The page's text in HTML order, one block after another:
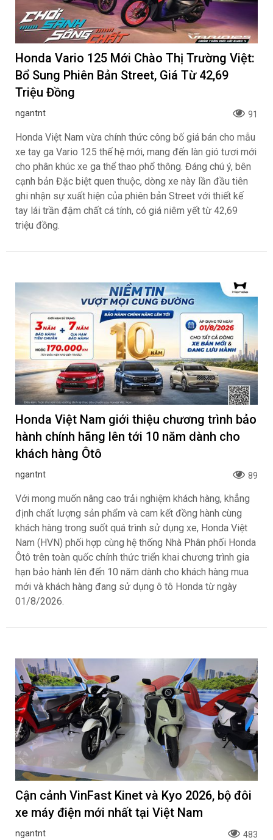
Honda Vario 125 Mới Chào Thị Trường Việt:
Bổ Sung Phiên Bản Street, Giá Từ 42,69
Triệu Đồng
ngantnt 91
Honda Việt Nam vừa chính thức công bố giá bán cho mẫu
xe tay ga Vario 125 thế hệ mới, mang đến làn gió tươi mới
cho phân khúc xe ga thể thao phổ thông. Đáng chú ý, bên
cạnh bản Đặc biệt quen thuộc, dòng xe này lần đầu tiên
ghi nhận sự xuất hiện của phiên bản Street với thiết kế
tay lái trần đậm chất cá tính, có giá niêm yết từ 42,69
triệu đồng.
Honda Việt Nam giới thiệu chương trình bảo
hành chính hãng lên tới 10 năm dành cho
khách hàng Ôtô
ngantnt 89
Với mong muốn nâng cao trải nghiệm khách hàng, khẳng
định chất lượng sản phẩm và cam kết đồng hành cùng
khách hàng trong suốt quá trình sử dụng xe, Honda Việt
Nam (HVN) phối hợp cùng hệ thống Nhà Phân phối Honda
Ôtô trên toàn quốc chính thức triển khai chương trình gia
hạn bảo hành lên đến 10 năm dành cho khách hàng mua
mới và khách hàng đang sử dụng ô tô Honda từ ngày
01/8/2026.
Cận cảnh VinFast Kinet và Kyo 2026, bộ đôi
xe máy điện mới nhất tại Việt Nam
ngantnt 483